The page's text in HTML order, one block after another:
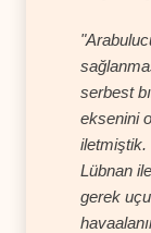
serbest
eksenini
iletmiştik.
Lübnan
gerek